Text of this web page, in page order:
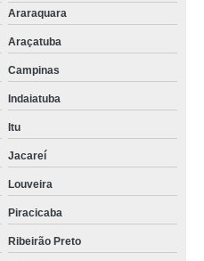
Araraquara
Araçatuba
Campinas
Indaiatuba
Itu
Jacareí
Louveira
Piracicaba
Ribeirão Preto